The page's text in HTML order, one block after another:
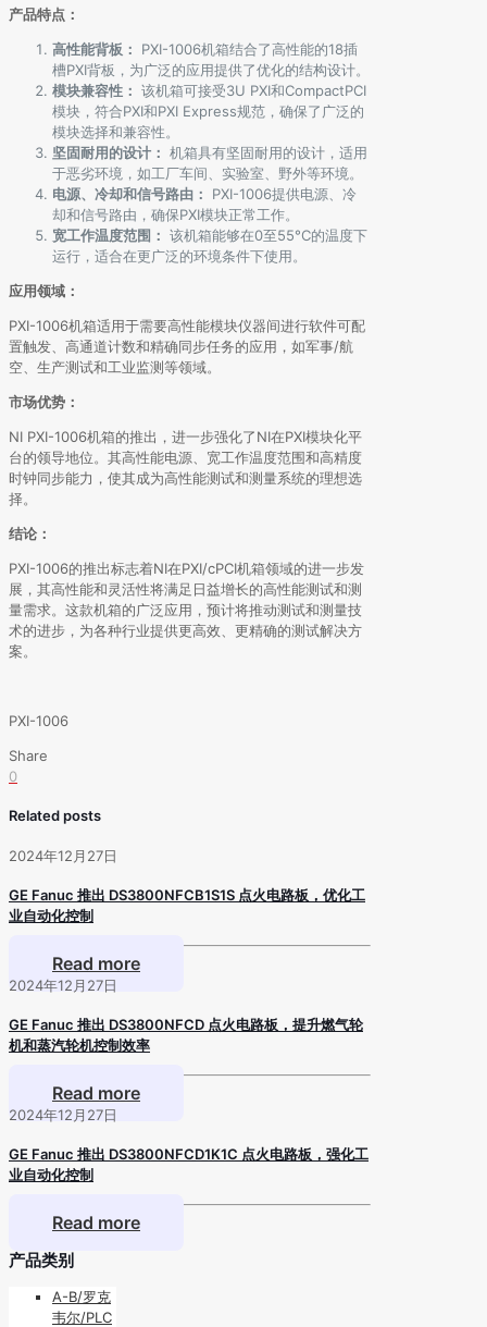
产品特点：
高性能背板：
PXI-1006机箱结合了高性能的18插
槽PXI背板，为广泛的应用提供了优化的结构设计。
模块兼容性： 该机箱可接受3U PXI和CompactPCI
模块，符合PXI和PXI Express规范，确保了广泛的
模块选择和兼容性。
坚固耐用的设计： 机箱具有坚固耐用的设计，适用
于恶劣环境，如工厂车间、实验室、野外等环境。
电源、冷却和信号路由：
PXI-1006提供电源、冷
却和信号路由，确保PXI模块正常工作。
宽工作温度范围： 该机箱能够在0至55°C的温度下
运行，适合在更广泛的环境条件下使用。
应用领域：
PXI-1006机箱适用于需要高性能模块仪器间进行软件可配
置触发、高通道计数和精确同步任务的应用，如军事/航
空、生产测试和工业监测等领域。
市场优势：
NI PXI-1006机箱的推出，进一步强化了NI在PXI模块化平
台的领导地位。其高性能电源、宽工作温度范围和高精度
时钟同步能力，使其成为高性能测试和测量系统的理想选
择。
结论：
PXI-1006的推出标志着NI在PXI/cPCI机箱领域的进一步发
展，其高性能和灵活性将满足日益增长的高性能测试和测
量需求。这款机箱的广泛应用，预计将推动测试和测量技
术的进步，为各种行业提供更高效、更精确的测试解决方
案。
PXI-1006
Share
0
Related posts
2024年12月27日
GE Fanuc 推出 DS3800NFCB1S1S 点火电路板，优化工
业自动化控制
Read more
2024年12月27日
GE Fanuc 推出 DS3800NFCD 点火电路板，提升燃气轮
机和蒸汽轮机控制效率
Read more
2024年12月27日
GE Fanuc 推出 DS3800NFCD1K1C 点火电路板，强化工
业自动化控制
Read more
产品类别
A-B/罗克
韦尔/PLC